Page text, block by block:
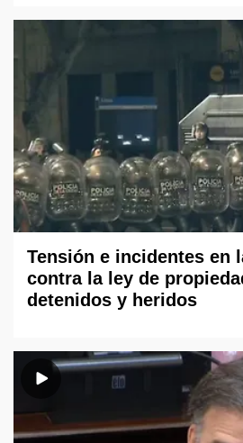
Tensión e incidentes en
contra la ley de
detenidos y heridos